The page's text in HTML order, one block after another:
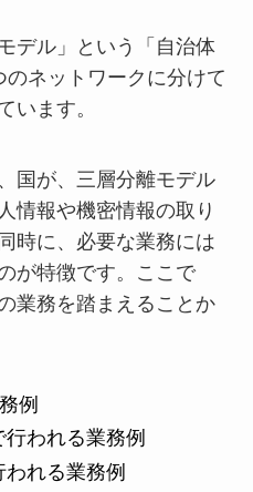
デル」という「自治体
ネットワークに分けて
います。
国が、三層分離モデル
情報や機密情報の取り
時に、必要な業務には
が特徴です。ここで
業務を踏まえることか
例
われる業務例
れる業務例